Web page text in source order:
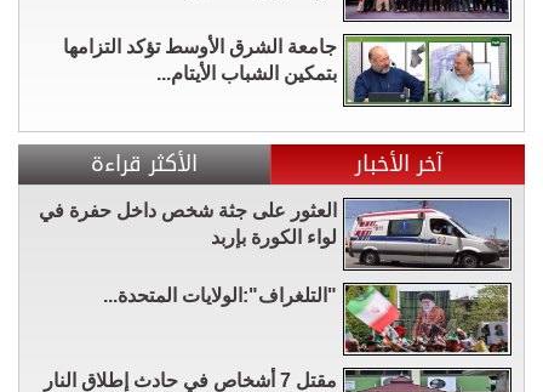
جامعة الشرق الأوسط تؤكد التزامها
بتمكين الشباب الأيتام...
آخر الأخبار الأكثر قراءة
العثور على جثة شخص داخل حفرة في
لواء الكورة بإربد
"التلغراف":الولايات المتحدة...
مقتل 7 أشخاص في حادث إطلاق النار